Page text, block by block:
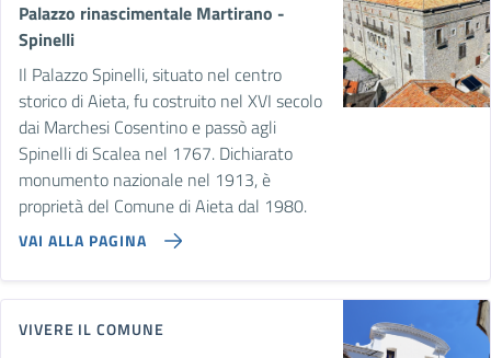
Palazzo rinascimentale Martirano -
Spinelli
Il Palazzo Spinelli, situato nel centro
storico di Aieta, fu costruito nel XVI secolo
dai Marchesi Cosentino e passò agli
Spinelli di Scalea nel 1767. Dichiarato
monumento nazionale nel 1913, è
proprietà del Comune di Aieta dal 1980.
VAI ALLA PAGINA
VIVERE IL COMUNE